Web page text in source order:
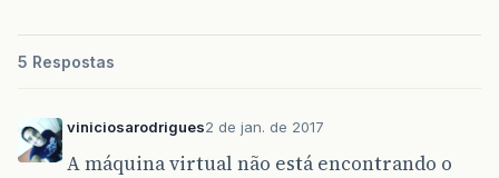
5 Respostas
viniciosarodrigues2 de jan. de 2017
A máquina virtual não está encontrando o